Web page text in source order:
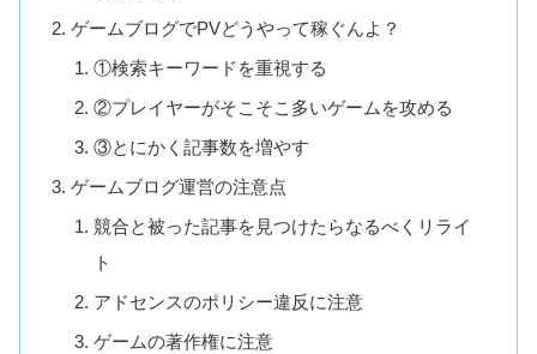
ゲームブログでPVどうやって稼ぐんよ？
①検索キーワードを重視する
②プレイヤーがそこそこ多いゲームを攻める
③とにかく記事数を増やす
ゲームブログ運営の注意点
競合と被った記事を見つけたらなるべくリライ
ト
アドセンスのポリシー違反に注意
ゲームの著作権に注意